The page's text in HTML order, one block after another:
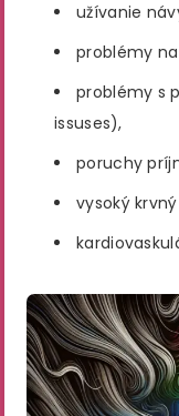
užívanie
problémy
problémy s
issuses),
poruchy
vysoký